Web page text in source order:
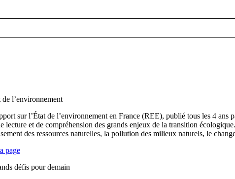
de l’environnement
sur l’État de l’environnement en France (REE), publié tous les 4
lecture et de compréhension des grands enjeux de la transition
des ressources naturelles, la pollution des milieux naturels, le
page
défis pour demain